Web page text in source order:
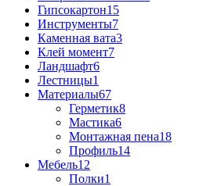
Гипсокартон15
Инструменты7
Каменная вата3
Клей момент7
Ландшафт6
Лестницы1
Материалы67
Герметик8
Мастика6
Монтажная пена18
Профиль14
Мебель12
Полки1